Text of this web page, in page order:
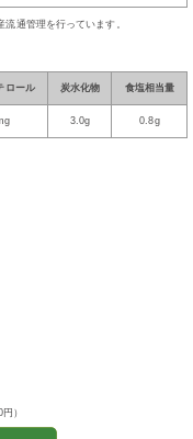
通管理を行っています。
ロール 炭水化物 食塩相当量
3.0g 0.8g
）